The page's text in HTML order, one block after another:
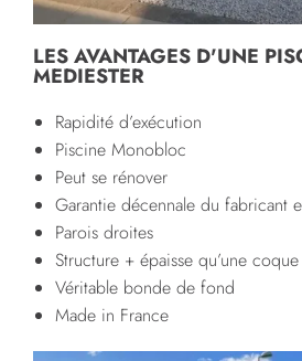
LES AVANTAGES D'UNE
MEDIESTER
Rapidité d’exécution
Piscine Monobloc
Peut se rénover
Garantie décennale du fabricant
Parois droites
Structure + épaisse qu’une
Véritable bonde de fond
Made in France